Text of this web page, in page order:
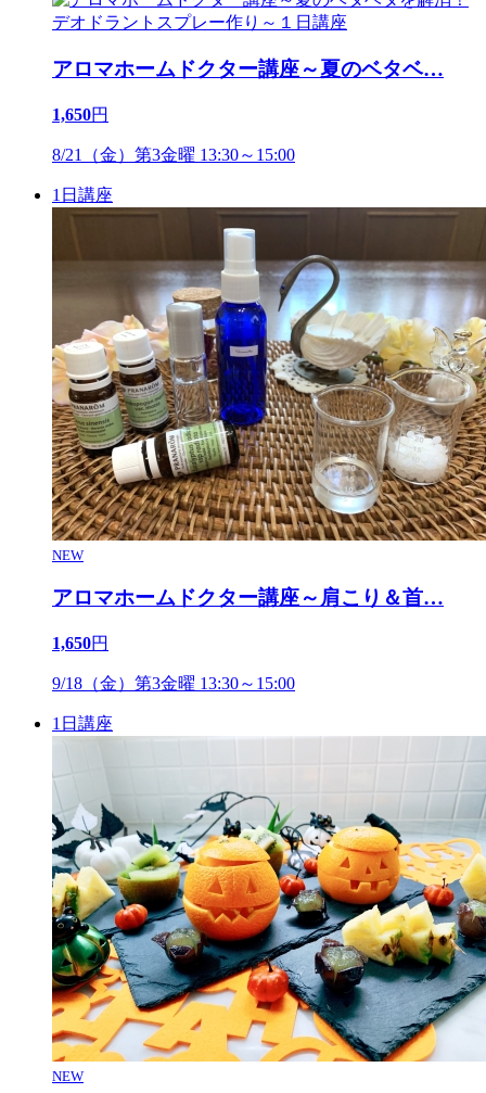
アロマホームドクター講座～夏のベタベ…
1,650円
8/21（金）第3金曜 13:30～15:00
1日講座
NEW
アロマホームドクター講座～肩こり＆首…
1,650円
9/18（金）第3金曜 13:30～15:00
1日講座
NEW